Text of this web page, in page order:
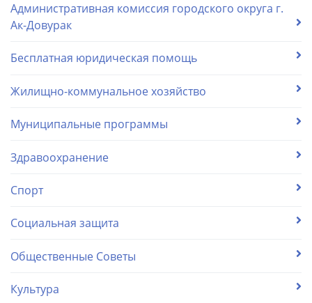
Административная комиссия городского округа г.
Ак-Довурак
Бесплатная юридическая помощь
Жилищно-коммунальное хозяйство
Муниципальные программы
Здравоохранение
Спорт
Социальная защита
Общественные Советы
Культура